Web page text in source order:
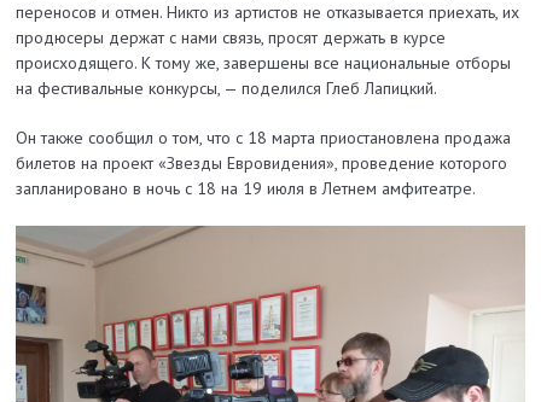
переносов и отмен. Никто из артистов не отказывается приехать, их
продюсеры держат с нами связь, просят держать в курсе
происходящего. К тому же, завершены все национальные отборы
на фестивальные конкурсы, — поделился Глеб Лапицкий.
Он также сообщил о том, что с 18 марта приостановлена продажа
билетов на проект «Звезды Евровидения», проведение которого
запланировано в ночь с 18 на 19 июля в Летнем амфитеатре.